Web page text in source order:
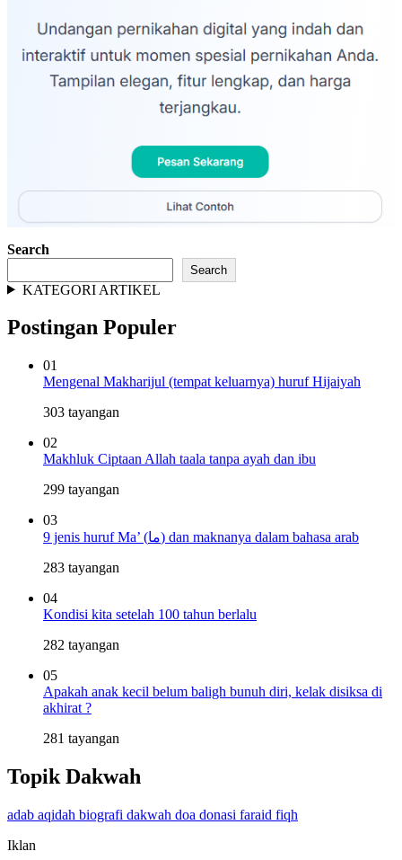
Search
Search
KATEGORI ARTIKEL
Postingan Populer
01
Mengenal Makharijul (tempat keluarnya) huruf Hijaiyah
303 tayangan
02
Makhluk Ciptaan Allah taala tanpa ayah dan ibu
299 tayangan
03
9 jenis huruf Ma’ (ما) dan maknanya dalam bahasa arab
283 tayangan
04
Kondisi kita setelah 100 tahun berlalu
282 tayangan
05
Apakah anak kecil belum baligh bunuh diri, kelak disiksa di
akhirat ?
281 tayangan
Topik Dakwah
adab aqidah biografi dakwah doa donasi faraid fiqh
Iklan